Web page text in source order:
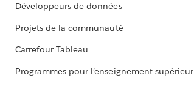
Développeurs de données
Projets de la communauté
Carrefour Tableau
Programmes pour l’enseignement supérieur